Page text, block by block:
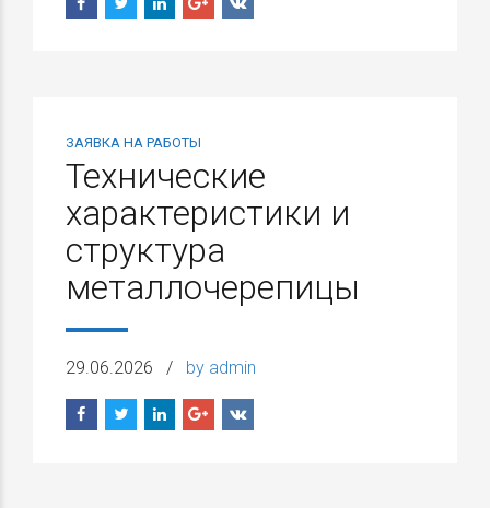
ЗАЯВКА НА РАБОТЫ
Технические
характеристики и
структура
металлочерепицы
29.06.2026 by admin